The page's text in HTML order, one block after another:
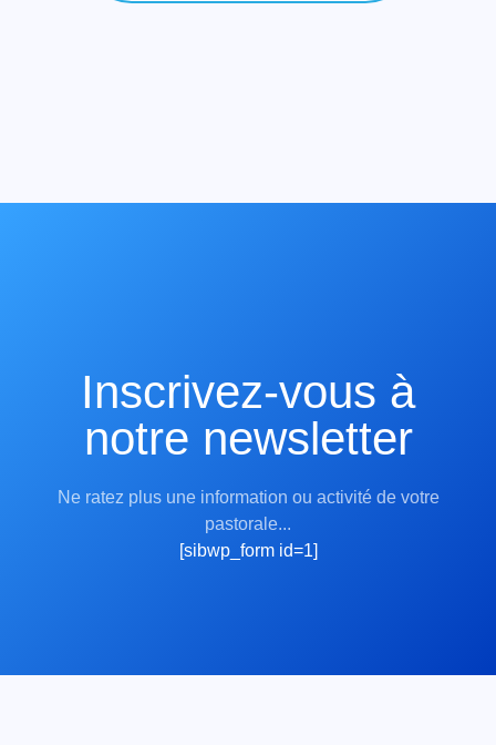
Inscrivez-vous à
notre newsletter
Ne ratez plus une information ou activité de votre
pastorale...
[sibwp_form id=1]